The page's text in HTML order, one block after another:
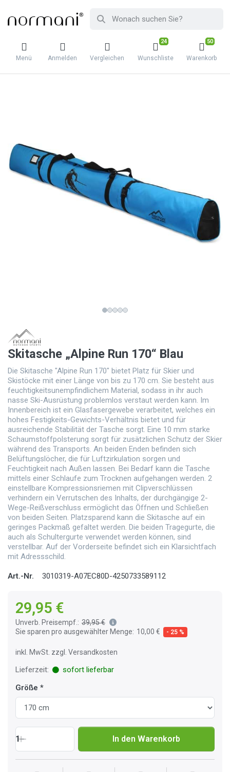
Menü Anmelden Vergleichen
24
Wunschliste
50
Warenkorb
Skitasche „Alpine Run 170“ Blau
Die Skitasche "Alpine Run 170" bietet Platz für Skier und
Skistöcke mit einer Länge von bis zu 170 cm. Sie besteht aus
feuchtigkeitsunempfindlichem Material, sodass in ihr auch
nasse Ski-Ausrüstung problemlos verstaut werden kann. Im
Innenbereich ist ein Glasfasergewebe verarbeitet, welches ein
hohes Festigkeits-Gewichts-Verhältnis bietet und für
ausreichende Stabilität der Tasche sorgt. Eine 10 mm starke
Schaumstoffpolsterung sorgt für zusätzlichen Schutz der Skier
während des Transports. An beiden Enden befinden sich
Belüftungslöcher, die für Luftzirkulation sorgen und
Feuchtigkeit nach Außen lassen. Bei Bedarf kann die Tasche
mittels einer Schlaufe zum Trocknen aufgehangen werden. 2
einstellbare Kompressionsriemen mit Clipverschlüssen
verhindern ein Verrutschen des Inhalts, der durchgängige 2-
Wege-Reißverschluss ermöglicht das Öffnen und Schließen
von beiden Seiten. Platzsparend kann die Skitasche auf ein
geringes Packmaß gefaltet werden. Die beiden Tragegurte, die
auch als Schultergurte verwendet werden können, sind
verstellbar. Auf der Vorderseite befindet sich ein Klarsichtfach
mit Adressschild.
Art.-Nr. 3010319-A07EC80D-4250733589112
29,95 €
Unverb. Preisempf.: 39,95 €
Sie sparen pro ausgewählter Menge: 10,00 € - 25 %
inkl. MwSt. zzgl. Versandkosten
Lieferzeit:
sofort lieferbar
Größe
1 In den Warenkorb